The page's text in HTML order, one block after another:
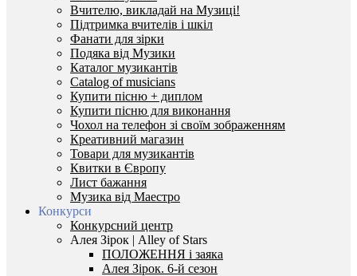
Вчителю, викладай на Музиці!
Підтримка вчителів і шкіл
Фанати для зірки
Подяка від Музики
Каталог музикантів
Catalog of musicians
Купити пісню + диплом
Купити пісню для виконання
Чохол на телефон зі своїм зображенням
Креативний магазин
Товари для музикантів
Квитки в Європу
Лист бажання
Музика від Маестро
Конкурси
Конкурсний центр
Алея Зірок | Alley of Stars
ПОЛОЖЕННЯ і заяка
Алея Зірок. 6-й сезон